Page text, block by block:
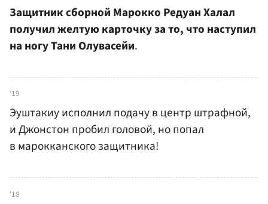
Защитник сборной Марокко Редуан Халал
получил желтую карточку за то, что наступил
на ногу Тани Олувасейи.
'19
Эуштакиу исполнил подачу в центр штрафной,
и Джонстон пробил головой, но попал
в марокканского защитника!
'18